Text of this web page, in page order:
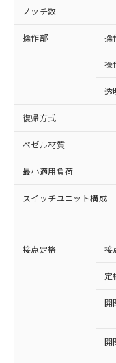
ノッチ数
操作部 操
操
透
復帰方式
ベゼル材質
最小適用負荷
スイッチユニット構成
接点定格 接
定
開
開
ご利用
対応済
非含有に対
有に対応し